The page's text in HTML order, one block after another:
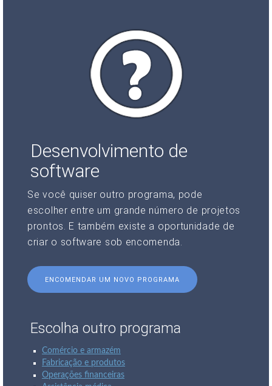
Desenvolvimento de
software
Se você quiser outro programa, pode
escolher entre um grande número de projetos
prontos. E também existe a oportunidade de
criar o software sob encomenda.
ENCOMENDAR UM NOVO PROGRAMA
Escolha outro programa
Comércio e armazém
Fabricação e produtos
Operações financeiras